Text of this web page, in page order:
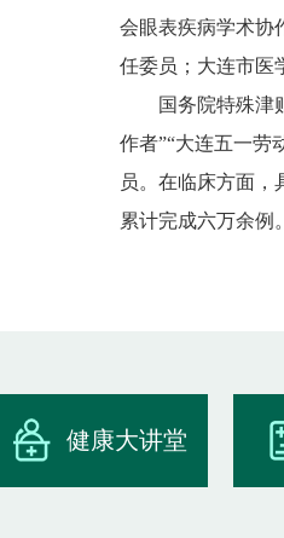
会眼表疾病学术协
任委员；大连市医
国务院特殊津
作者”“大连五一劳
员。在临床方面
累计完成六万余例。
健康大讲堂